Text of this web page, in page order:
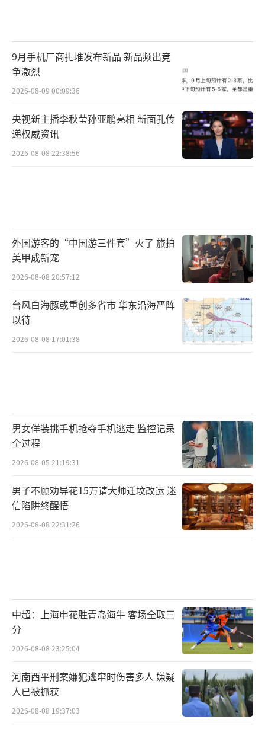
9月手机厂商扎堆发布新品 新品频出竞
争激烈
2026-08-09 00:09:36
央视新主播李秋莹孙亚鹏亮相 新面孔传
递权威资讯
2026-08-08 22:38:56
外国游客的“中国游三件套”火了 旅拍
美甲成新宠
2026-08-08 20:57:12
台风白海豚或重创多省市 华东沿海严阵
以待
2026-08-08 17:01:38
男女佯装挑手机抢夺手机逃走 监控记录
全过程
2026-08-05 21:19:31
男子不顾劝导花15万请大师迁坟改运 迷
信陷阱终醒悟
2026-08-08 22:31:26
中超：上海申花胜青岛海牛 客场全取三
分
2026-08-08 23:25:04
河南西平刑案嫌犯逃窜时伤害多人 嫌疑
人已被抓获
2026-08-08 19:37:03